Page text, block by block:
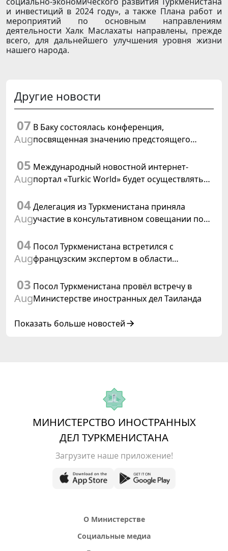
и инвестиций в 2024 году», а также Плана работ и
мероприятий по основным направлениям
деятельности Халк Маслахаты направлены, прежде
всего, для дальнейшего улучшения уровня жизни
нашего народа.
Другие новости
07
Aug
В Баку состоялась конференция,
посвященная значению предстоящего
резолюции ООН «Год международного
права, 2028»
05
Aug
Международный новостной интернет-
портал «Turkic World» будет осуществлять
заседания Халк Маслахаты Туркменистана
04
Aug
Делегация из Туркменистана приняла
участие в консультативном совещании по
04
Aug
Посол Туркменистана встретился с
французским экспертом в области
03
Aug
Посол Туркменистана провёл встречу в
Министерстве иностранных дел Таиланда
Показать больше новостей
МИНИСТЕРСТВО ИНОСТРАННЫХ
ДЕЛ ТУРКМЕНИСТАНА
Загрузите наше приложение!
О Министерстве
Социальные медиа